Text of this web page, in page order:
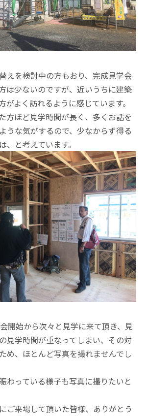
えを検討中の方もおり、完成見学会
は少ないのですが、近いうちに建築
がよく訪れるように感じています。
方ほど見学時間が長く、多くお話を
うな気がするので、少なからず得る
、と考えています。
開始から次々と見学に来て頂き、見
見学時間が重なってしまい、その対
め、ほとんど写真を撮れませんでし
わっている様子も写真に撮りたいと
ご来場して頂いた皆様、ありがとう